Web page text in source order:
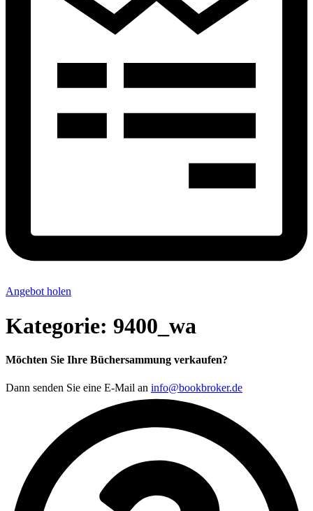
Angebot holen
Kategorie: 9400_wa
Möchten Sie Ihre Büchersammung verkaufen?
Dann senden Sie eine E-Mail an info@bookbroker.de